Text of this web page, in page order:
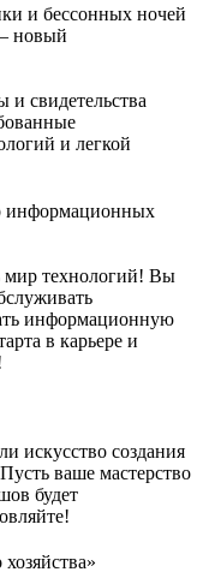
и бессонных ночей
новый
свидетельства
и легкой
информационных
мир технологий! Вы
информационную
в карьере и
искусство создания
ваше мастерство
будет